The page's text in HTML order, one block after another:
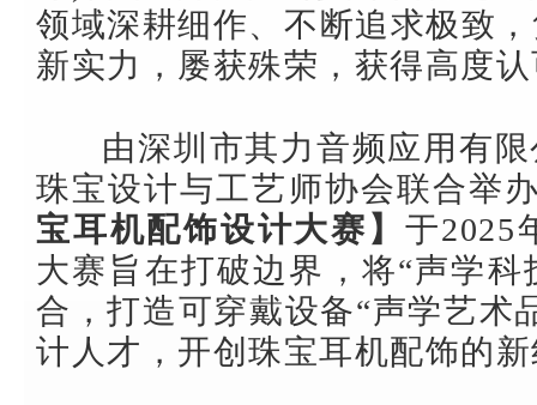
领域深耕细作、不断追求极致
新实力，屡获殊荣，获得高度
由深圳市其力音频应用有
珠宝设计与工艺师协会联合举
宝耳机配饰设计大赛】 于2025
大赛旨在打破边界，将“声学
合，打造可穿戴设备“声学艺术
计人才，开创珠宝耳机配饰的